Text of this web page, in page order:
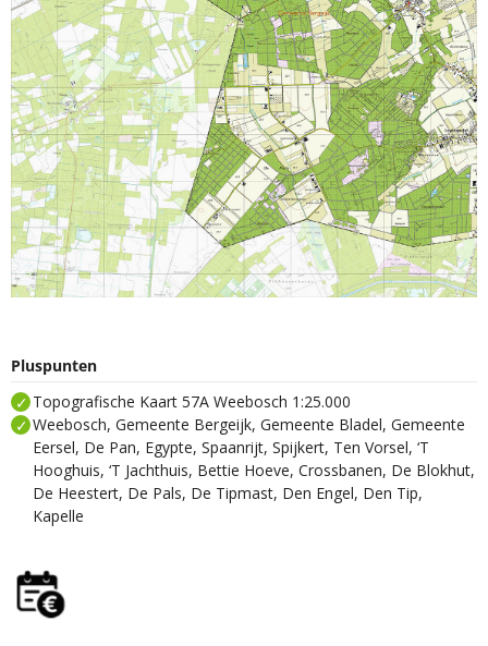
Pluspunten
Topografische Kaart 57A Weebosch 1:25.000
Weebosch, Gemeente Bergeijk, Gemeente Bladel, Gemeente
Eersel, De Pan, Egypte, Spaanrijt, Spijkert, Ten Vorsel, ‘T
Hooghuis, ‘T Jachthuis, Bettie Hoeve, Crossbanen, De Blokhut,
De Heestert, De Pals, De Tipmast, Den Engel, Den Tip,
Kapelle